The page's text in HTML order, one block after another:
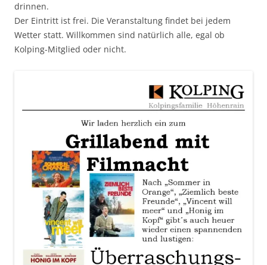
drinnen.
Der Eintritt ist frei. Die Veranstaltung findet bei jedem
Wetter statt. Willkommen sind natürlich alle, egal ob
Kolping-Mitglied oder nicht.